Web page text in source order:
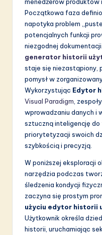
in
A
&
S
o
w
Początkowa faza
napotyka problem
potencjalnych funkcji
niezgodnej
generator historii
staje się niezastąpiony,
pomysł w
Wykorzystując Edytor
Visual Paradigm ,
wprowadzaniu danych i
sztuczną inteligencję do
priorytetyzacji swoich
szybkością i precyzją.
W poniższej eksploracji
narzędzia podczas
śledzenia kondycji
zaczyna się prostym
użyciu edytor historii
Użytkownik określa
historii, uruchamiając